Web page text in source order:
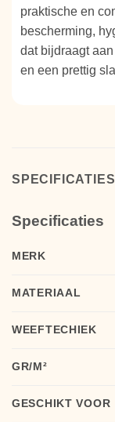
praktische en
bescherming,
dat bijdraagt
en een prettig
SPECIFICATIES
Specificaties
MERK
MATERIAAL
WEEFTECHIEK
GR/M²
GESCHIKT VOOR